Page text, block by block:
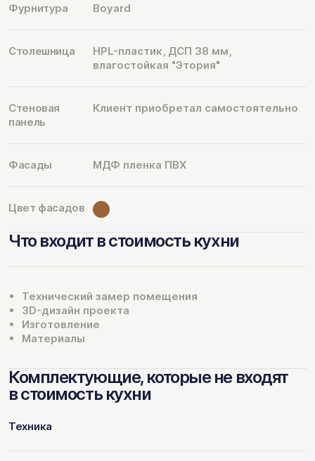
Фурнитура Boyard
Столешница
HPL-пластик, ДСП 38 мм,
влагостойкая "Этория"
Стеновая
панель
Клиент приобретал самостоятельно
Фасады МДФ пленка ПВХ
Цвет фасадов
Что входит в стоимость кухни
Технический замер помещения
3D-дизайн проекта
Изготовление
Материалы
Комплектующие, которые не входят
в стоимость кухни
Техника